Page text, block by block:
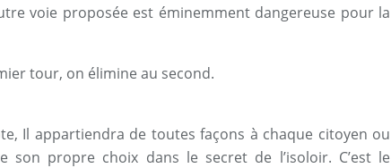
voie proposée est éminemment dangereuse pour la
tour, on élimine au second.
Il appartiendra de toutes façons à chaque citoyen ou
son propre choix dans le secret de l’isoloir. C’est le